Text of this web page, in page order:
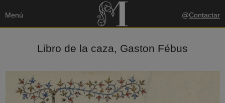
Menú @Contactar
Libro de la caza, Gaston Fébus